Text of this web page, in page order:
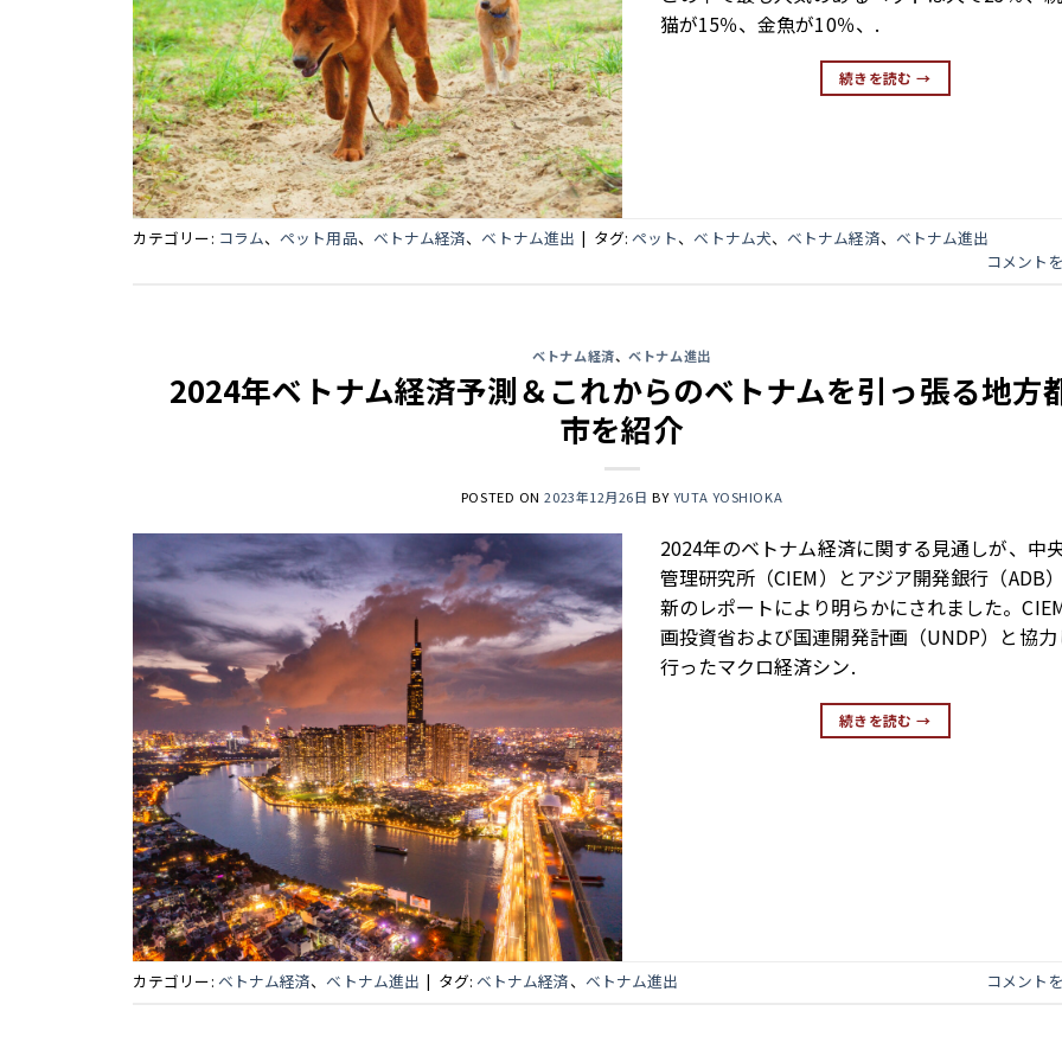
猫が15％、金魚が10％、.
続きを読む→
カテゴリー: コラム、ペット用品、 ベトナム経済、 ベトナム進出 | タグ: ペット、 ベトナム犬、 ベトナム経済、 ベトナム進出
コメント
ベトナム経済、ベトナム進出
2024年ベトナム経済予測＆これからのベトナムを引っ張る地方
市を紹介
POSTED ON2023年12月26日 BYYUTA YOSHIOKA
2024年のベトナム経済に関する見通しが、中
管理研究所（CIEM）とアジア開発銀行（ADB
新のレポートにより明らかにされました。
画投資省および国連開発計画（UNDP）と協力
行ったマクロ経済シン.
続きを読む→
カテゴリー: ベトナム経済、 ベトナム進出 | タグ: ベトナム経済、 ベトナム進出 コメント